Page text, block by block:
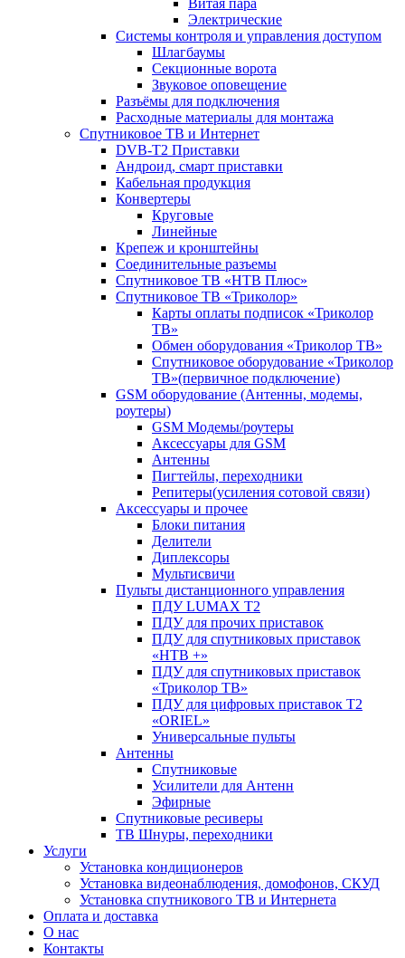
Витая пара
Электрические
Системы контроля и управления доступом
Шлагбаумы
Секционные ворота
Звуковое оповещение
Разъёмы для подключения
Расходные материалы для монтажа
Спутниковое ТВ и Интернет
DVB-Т2 Приставки
Андроид, смарт приставки
Кабельная продукция
Конвертеры
Круговые
Линейные
Крепеж и кронштейны
Соединительные разъемы
Спутниковое ТВ «НТВ Плюс»
Спутниковое ТВ «Триколор»
Карты оплаты подписок «Триколор
ТВ»
Обмен оборудования «Триколор ТВ»
Спутниковое оборудование «Триколор
ТВ»(первичное подключение)
GSM оборудование (Антенны, модемы,
роутеры)
GSM Модемы/роутеры
Аксессуары для GSM
Антенны
Пигтейлы, переходники
Репитеры(усиления сотовой связи)
Аксессуары и прочее
Блоки питания
Делители
Диплексоры
Мультисвичи
Пульты дистанционного управления
ПДУ LUMAX Т2
ПДУ для прочих приставок
ПДУ для спутниковых приставок
«НТВ +»
ПДУ для спутниковых приставок
«Триколор ТВ»
ПДУ для цифровых приставок Т2
«ORIEL»
Универсальные пульты
Антенны
Спутниковые
Усилители для Антенн
Эфирные
Спутниковые ресиверы
ТВ Шнуры, переходники
Услуги
Установка кондиционеров
Установка видеонаблюдения, домофонов, СКУД
Установка спутникового ТВ и Интернета
Оплата и доставка
О нас
Контакты